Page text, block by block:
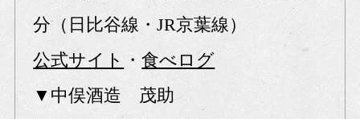
分（日比谷線・JR京葉線）
公式サイト ・食べログ
▼中俣酒造 茂助